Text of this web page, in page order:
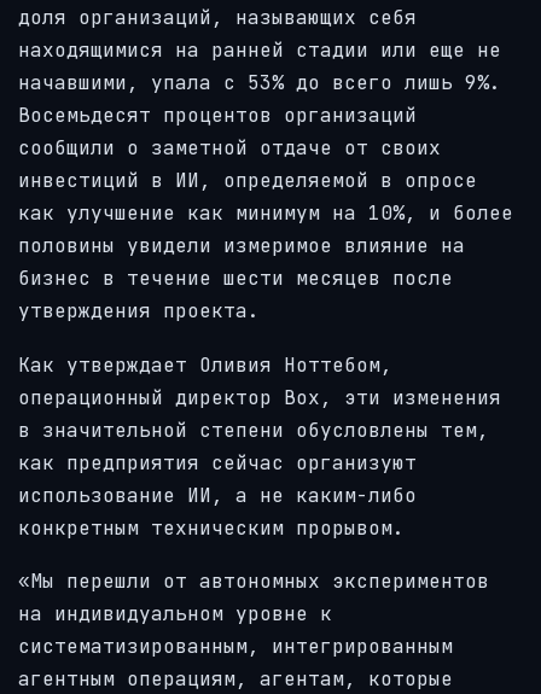
доля организаций, называющих себя
находящимися на ранней стадии или еще не
начавшими, упала с 53% до всего лишь 9%.
Восемьдесят процентов организаций
сообщили о заметной отдаче от своих
инвестиций в ИИ, определяемой в опросе
как улучшение как минимум на 10%, и более
половины увидели измеримое влияние на
бизнес в течение шести месяцев после
утверждения проекта.
Как утверждает Оливия Ноттебом,
операционный директор Box, эти изменения
в значительной степени обусловлены тем,
как предприятия сейчас организуют
использование ИИ, а не каким-либо
конкретным техническим прорывом.
«Мы перешли от автономных экспериментов
на индивидуальном уровне к
систематизированным, интегрированным
агентным операциям, агентам, которые